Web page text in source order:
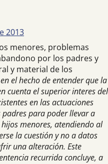
2013
menores, problemas
por los padres y
y material de los
el hecho de entender que la
cuenta el superior interes del
en las actuaciones
para poder llevar a
menores, atendiendo al
la cuestión y no a datos
una alteración. Este
recurrida concluye, a